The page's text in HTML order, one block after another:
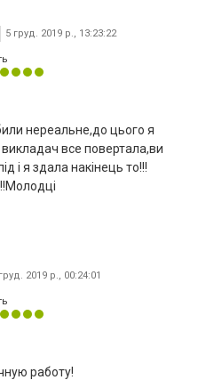
5 груд. 2019 р., 13:23:22
нереальне,до цього я
викладач все повертала,ви
і я здала накінець то!!!
2019 р., 00:24:01
работу!